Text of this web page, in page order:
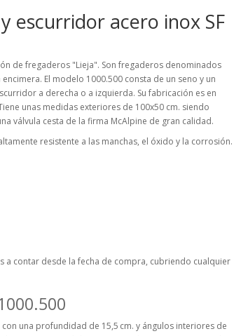
escurridor acero inox SF
de fregaderos "Lieja". Son fregaderos denominados
El modelo 1000.500 consta de un seno y un
a derecha o a izquierda. Su fabricación es en
unas medidas exteriores de 100x50 cm. siendo
válvula cesta de la firma McAlpine de gran calidad.
resistente a las manchas, el óxido y la corrosión.
a contar desde la fecha de compra, cubriendo cualquier
una profundidad de 15,5 cm. y ángulos interiores de